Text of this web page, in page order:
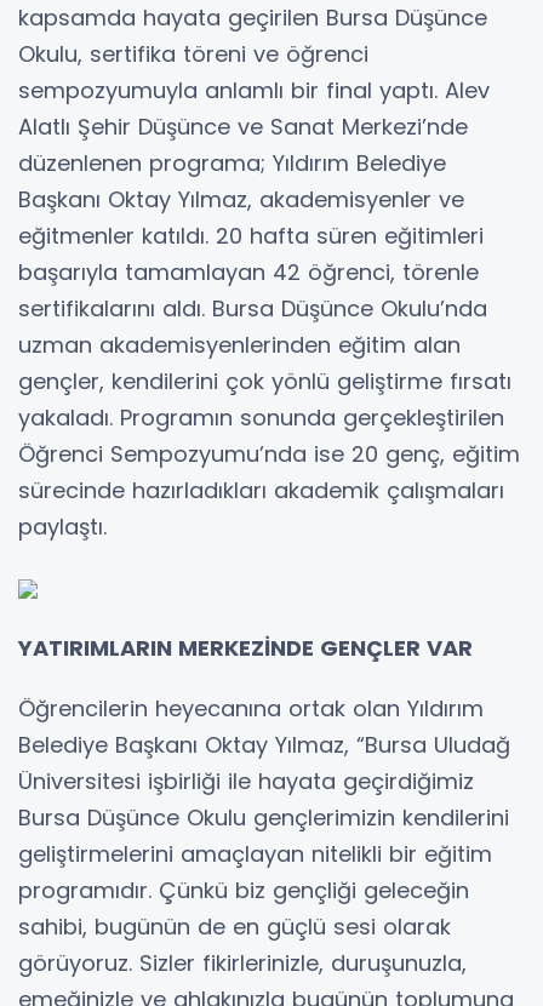
kapsamda hayata geçirilen Bursa Düşünce
Okulu, sertifika töreni ve öğrenci
sempozyumuyla anlamlı bir final yaptı. Alev
Alatlı Şehir Düşünce ve Sanat Merkezi’nde
düzenlenen programa; Yıldırım Belediye
Başkanı Oktay Yılmaz, akademisyenler ve
eğitmenler katıldı. 20 hafta süren eğitimleri
başarıyla tamamlayan 42 öğrenci, törenle
sertifikalarını aldı. Bursa Düşünce Okulu’nda
uzman akademisyenlerinden eğitim alan
gençler, kendilerini çok yönlü geliştirme fırsatı
yakaladı. Programın sonunda gerçekleştirilen
Öğrenci Sempozyumu’nda ise 20 genç, eğitim
sürecinde hazırladıkları akademik çalışmaları
paylaştı.
YATIRIMLARIN MERKEZİNDE GENÇLER VAR
Öğrencilerin heyecanına ortak olan Yıldırım
Belediye Başkanı Oktay Yılmaz, “Bursa Uludağ
Üniversitesi işbirliği ile hayata geçirdiğimiz
Bursa Düşünce Okulu gençlerimizin kendilerini
geliştirmelerini amaçlayan nitelikli bir eğitim
programıdır. Çünkü biz gençliği geleceğin
sahibi, bugünün de en güçlü sesi olarak
görüyoruz. Sizler fikirlerinizle, duruşunuzla,
emeğinizle ve ahlakınızla bugünün toplumuna